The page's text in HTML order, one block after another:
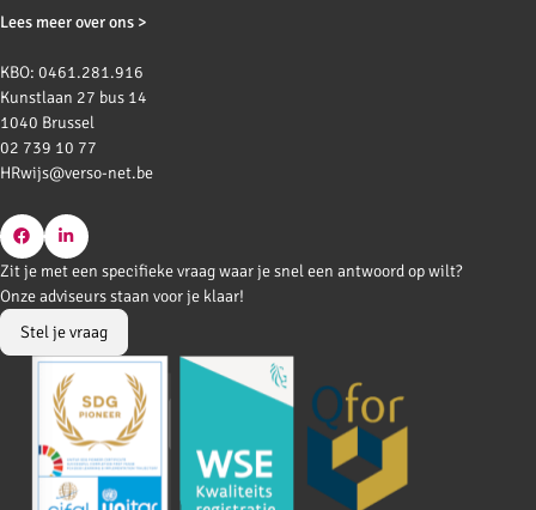
Lees meer over ons >
KBO: 0461.281.916
Kunstlaan 27 bus 14
1040 Brussel
02 739 10 77
HRwijs@verso-net.be
Go
to
Facebook
Go
to
LinkedIn
Zit je met een specifieke vraag waar je snel een antwoord op wilt?
Onze adviseurs staan voor je klaar!
Stel je vraag